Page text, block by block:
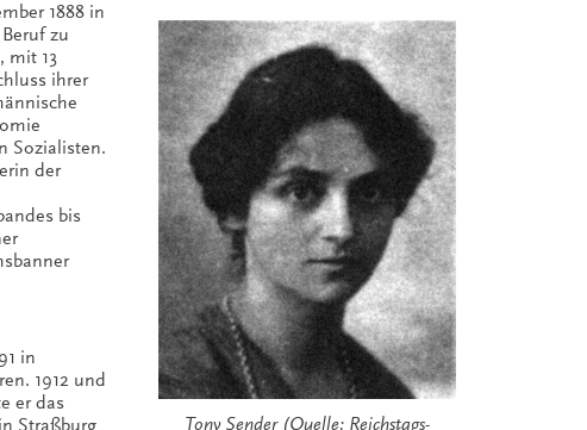
Tony Sender (Quelle: Reichstags-
1888 in
zu
mit 13
ihrer
Sozialisten.
der
bis
in
1912 und
er das
Straßburg